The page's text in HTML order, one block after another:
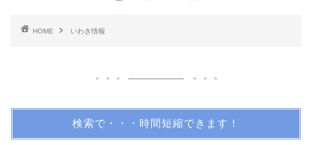
HOME いわき情報
検索で・・・時間短縮できます！
アイディアグッズ
トレンディー